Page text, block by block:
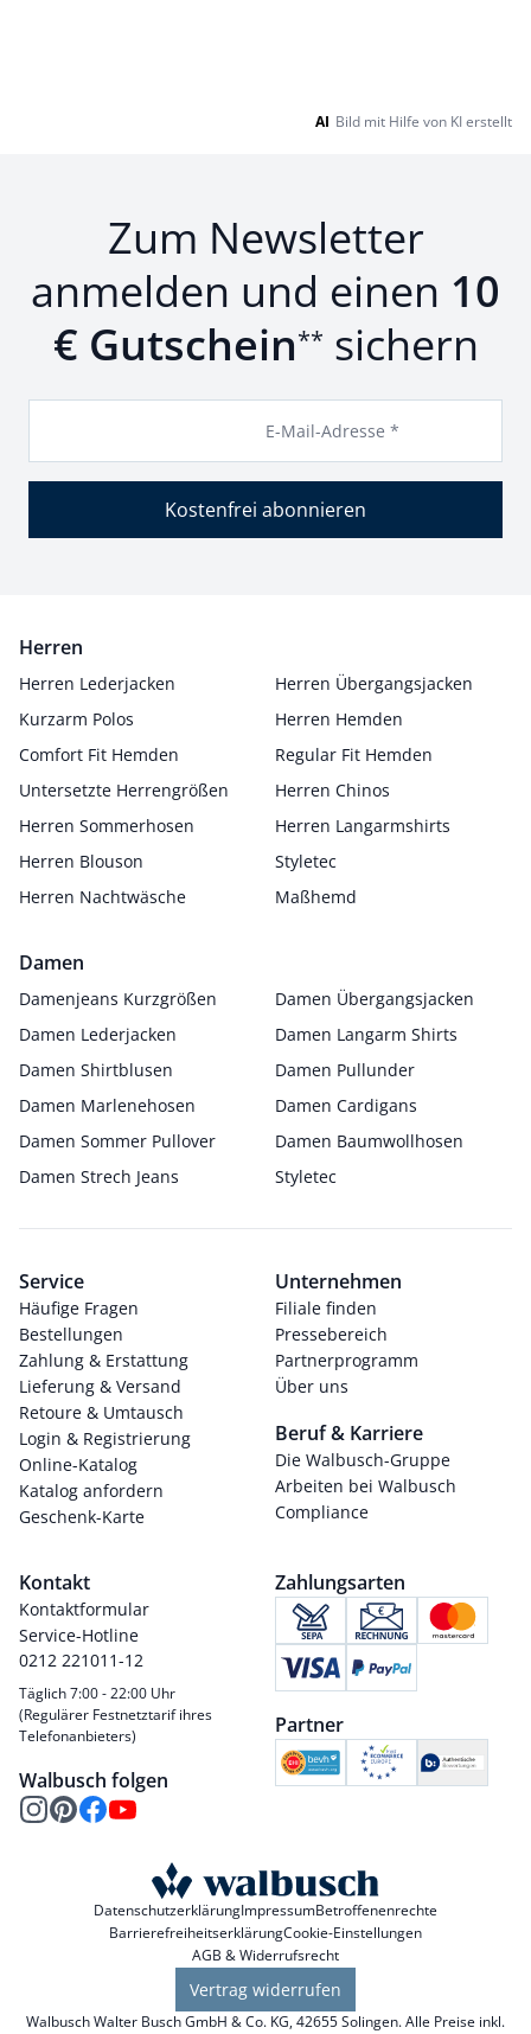
AI Bild mit Hilfe von KI erstellt
Zum Newsletter
anmelden und einen 10
€ Gutschein** sichern
E-Mail-Adresse *
Kostenfrei abonnieren
Herren
Herren Lederjacken
Herren Übergangsjacken
Kurzarm Polos
Herren Hemden
Comfort Fit Hemden
Regular Fit Hemden
Untersetzte Herrengrößen
Herren Chinos
Herren Sommerhosen
Herren Langarmshirts
Herren Blouson
Styletec
Herren Nachtwäsche
Maßhemd
Damen
Damenjeans Kurzgrößen
Damen Übergangsjacken
Damen Lederjacken
Damen Langarm Shirts
Damen Shirtblusen
Damen Pullunder
Damen Marlenehosen
Damen Cardigans
Damen Sommer Pullover
Damen Baumwollhosen
Damen Strech Jeans
Styletec
Service
Häufige Fragen
Bestellungen
Zahlung & Erstattung
Lieferung & Versand
Retoure & Umtausch
Login & Registrierung
Online-Katalog
Katalog anfordern
Geschenk-Karte
Unternehmen
Filiale finden
Pressebereich
Partnerprogramm
Über uns
Beruf & Karriere
Die Walbusch-Gruppe
Arbeiten bei Walbusch
Compliance
Kontakt
Kontaktformular
Service-Hotline
0212 221011-12
Täglich 7:00 - 22:00 Uhr
(Regulärer Festnetztarif ihres
Telefonanbieters)
Walbusch folgen
Zahlungsarten
Partner
DatenschutzerklärungImpressumBetroffenenrechte
BarrierefreiheitserklärungCookie-Einstellungen
AGB & Widerrufsrecht
Vertrag widerrufen
Walbusch Walter Busch GmbH & Co. KG, 42655 Solingen. Alle Preise inkl.